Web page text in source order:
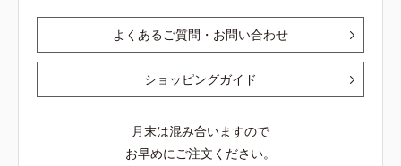
よくあるご質問・お問い合わせ
ショッピングガイド
月末は混み合いますので
お早めにご注文ください。